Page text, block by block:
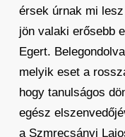
érsek úrnak mi
jön valaki erősebb
Egert.
melyik eset a
hogy tanulságos
egész
a Szmrecsányi